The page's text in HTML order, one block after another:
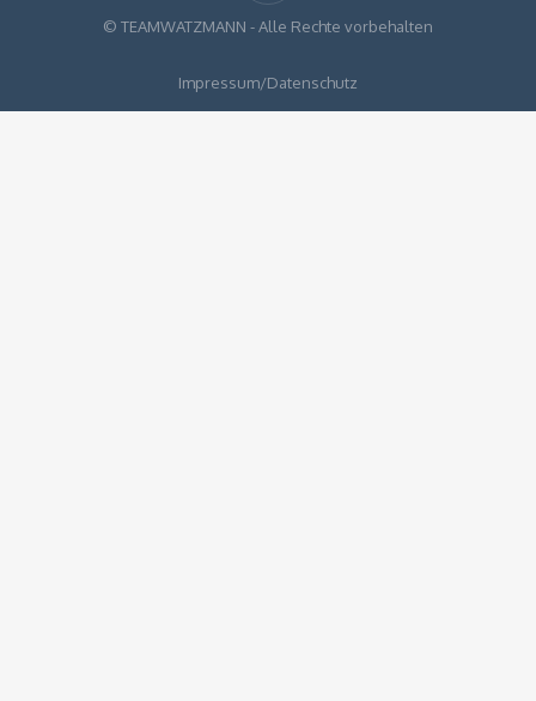
© TEAMWATZMANN - Alle Rechte vorbehalten
Impressum/Datenschutz